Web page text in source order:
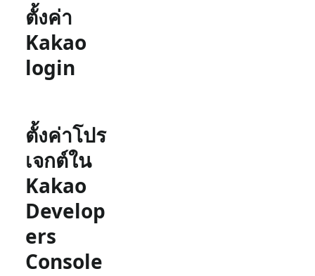
ตั้งค่า
Kakao
login
ตั้งค่าโปร
เจกต์ใน
Kakao
Develop
ers
Console